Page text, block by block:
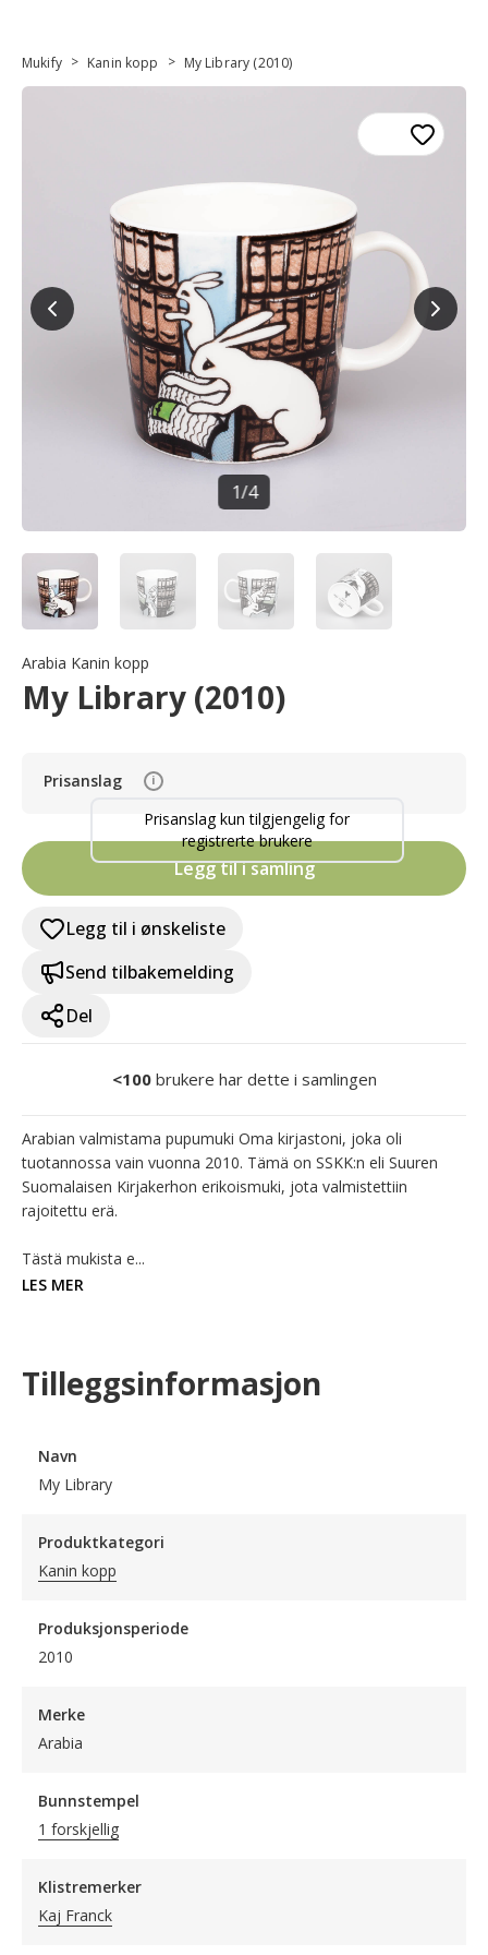
Mukify > Kanin kopp > My Library (2010)
1/4
Arabia Kanin kopp
My Library (2010)
Prisanslag i
Prisanslag kun tilgjengelig for
registrerte brukere
Legg til i samling
Legg til i ønskeliste
Send tilbakemelding
Del
<100 brukere har dette i samlingen
Arabian valmistama pupumuki Oma kirjastoni, joka oli
tuotannossa vain vuonna 2010. Tämä on SSKK:n eli Suuren
Suomalaisen Kirjakerhon erikoismuki, jota valmistettiin
rajoitettu erä.
Tästä mukista e...
LES MER
Tilleggsinformasjon
Navn
My Library
Produktkategori
Kanin kopp
Produksjonsperiode
2010
Merke
Arabia
Bunnstempel
1 forskjellig
Klistremerker
Kaj Franck